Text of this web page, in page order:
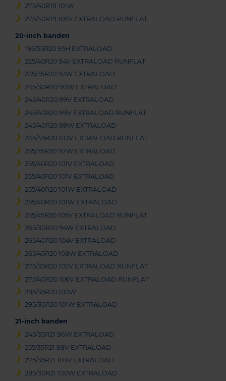
275/40R19 101W
275/40R19 105V EXTRALOAD RUNFLAT
20-inch banden
195/55R20 95H EXTRALOAD
225/40R20 94V EXTRALOAD RUNFLAT
235/35R20 92W EXTRALOAD
245/30R20 90W EXTRALOAD
245/40R20 99V EXTRALOAD
245/40R20 99V EXTRALOAD RUNFLAT
245/40R20 99W EXTRALOAD
245/45R20 103V EXTRALOAD RUNFLAT
255/35R20 97W EXTRALOAD
255/40R20 101V EXTRALOAD
255/40R20 101V EXTRALOAD
255/40R20 101W EXTRALOAD
255/40R20 101W EXTRALOAD
255/45R20 105V EXTRALOAD RUNFLAT
265/30R20 94W EXTRALOAD
265/40R20 104V EXTRALOAD
265/45R20 108W EXTRALOAD
275/35R20 102V EXTRALOAD RUNFLAT
275/40R20 106V EXTRALOAD RUNFLAT
285/35R20 100W
295/30R20 101W EXTRALOAD
21-inch banden
245/35R21 96W EXTRALOAD
255/35R21 98V EXTRALOAD
275/35R21 103V EXTRALOAD
285/30R21 100W EXTRALOAD